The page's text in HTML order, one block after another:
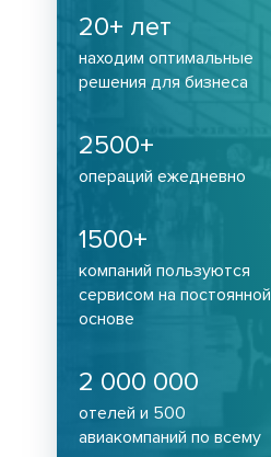
20+ лет
находим оптимальные
решения для бизнеса
2500+
операций ежедневно
1500+
компаний пользуются
сервисом на постоянной
основе
2 000 000
отелей и 500
авиакомпаний по всему